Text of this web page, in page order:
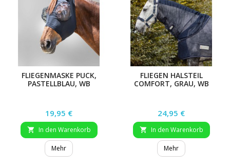
FLIEGENMASKE PUCK,
PASTELLBLAU, WB
Preis
19,95 €
 In den Warenkorb
Mehr
FLIEGEN HALSTEIL
COMFORT, GRAU, WB
Preis
24,95 €
 In den Warenkorb
Mehr